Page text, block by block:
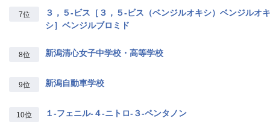
7位
３，５‐ビス［３，５‐ビス（ベンジルオキシ）ベンジルオキ
シ］ベンジルブロミド
8位 新潟清心女子中学校・高等学校
9位 新潟自動車学校
10位 １‐フェニル‐４‐ニトロ‐３‐ペンタノン